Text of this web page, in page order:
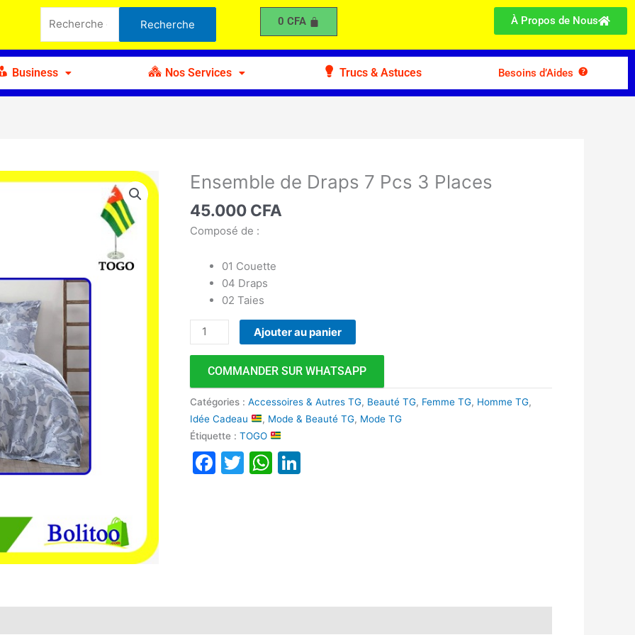
pour :
Recherche 0 CFA À Propos de Nous
Business Nos Services Trucs & Astuces Besoins d’Aides
Ensemble de Draps 7 Pcs 3 Places
45.000 CFA
Composé de :
01 Couette
04 Draps
02 Taies
quantité
Ensemble
de
Ajouter au panier
COMMANDER SUR WHATSAPP
Catégories :Accessoires & Autres TG, Beauté TG, Femme TG, Homme TG,
Idée Cadeau
, Mode & Beauté TG, Mode TG
Étiquette :TOGO
Facebook
TwitterWhatsApp
Pcs
3
Places